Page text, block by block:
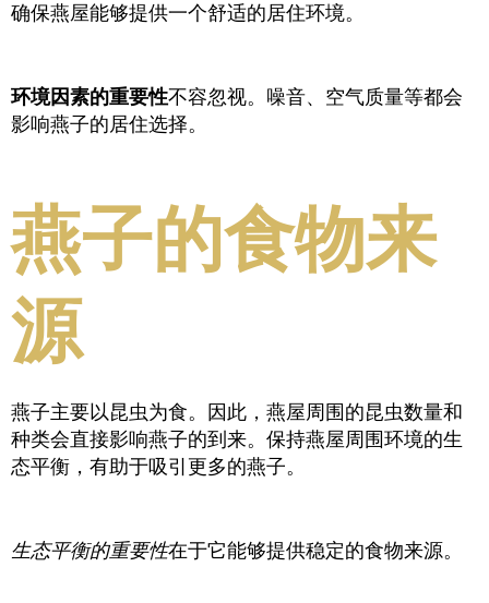
确保燕屋能够提供一个舒适的居住环境。
环境因素的重要性不容忽视。噪音、空气质量等都会
影响燕子的居住选择。
燕子的食物来
源
燕子主要以昆虫为食。因此，燕屋周围的昆虫数量和
种类会直接影响燕子的到来。保持燕屋周围环境的生
态平衡，有助于吸引更多的燕子。
生态平衡的重要性在于它能够提供稳定的食物来源。